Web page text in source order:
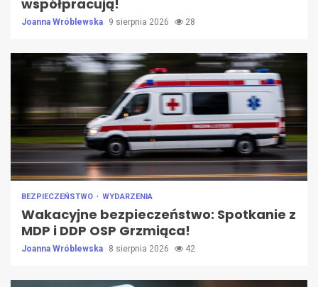
współpracują!
Joanna Wróblewska 9 sierpnia 2026 28
BEZPIECZEŃSTWO WYDARZENIA
Wakacyjne bezpieczeństwo: Spotkanie z
MDP i DDP OSP Grzmiąca!
Joanna Wróblewska 8 sierpnia 2026 42